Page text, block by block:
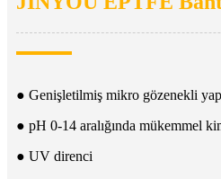
● Genişletilmiş mikro gözenekli
● pH 0-14 aralığında mükemmel
● UV direnci